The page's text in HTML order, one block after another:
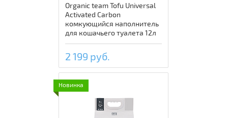
Organic team Tofu Universal
Activated Carbon
комкующийся наполнитель
для кошачьего туалета 12л
2 199 руб.
Новинка